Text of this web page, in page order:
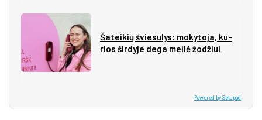
Ša­tei­kių švie­su­lys: mo­ky­to­ja, ku­
rios šir­dy­je de­ga mei­lė žo­džiui
Powered by Setupad